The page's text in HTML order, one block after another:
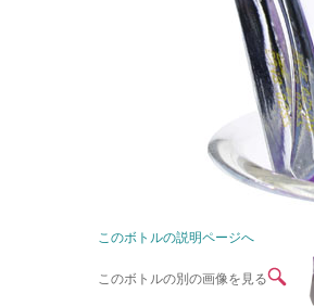
このボトルの説明ページへ
このボトルの別の画像を見る